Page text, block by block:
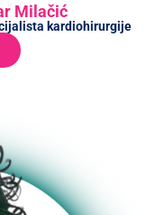
Milačić
kardiohirurgije